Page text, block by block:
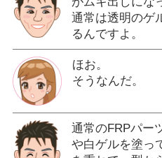
通常は透明のゲ
るんですよ。
ほお。
そうなんだ。
通常のFRPパー
や白ゲルを塗っ